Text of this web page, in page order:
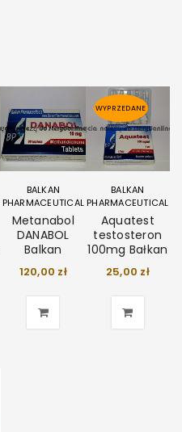
BALKAN
PHARMACEUTICAL
Metanabol
DANABOL
Balkan
120,00 zł
WYPRZEDANE
BALKAN
PHARMACEUTICAL
Aquatest
testosteron
100mg Bałkan
25,00 zł